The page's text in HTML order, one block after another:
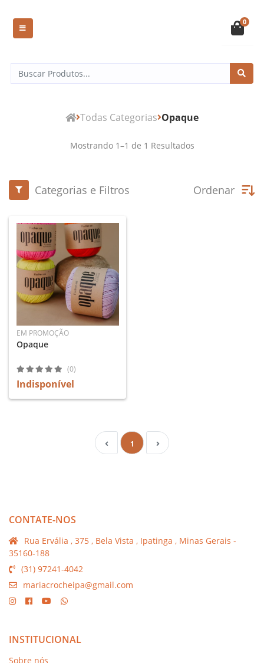
0
Todas Categorias Opaque
Mostrando 1–1 de 1 Resultados
Categorias e Filtros Ordenar
EM PROMOÇÃO
Opaque
(0)
Indisponível
1
CONTATE-NOS
Rua Ervália , 375 , Bela Vista , Ipatinga , Minas Gerais -
35160-188
(31) 97241-4042
mariacrocheipa@gmail.com
INSTITUCIONAL
Sobre nós